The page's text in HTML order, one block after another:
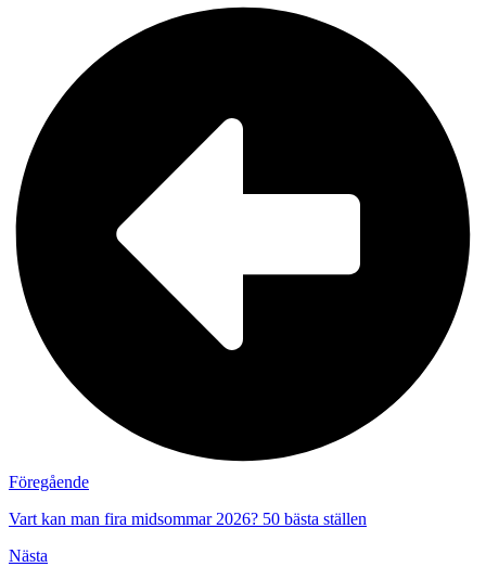
Föregående
Vart kan man fira midsommar 2026? 50 bästa ställen
Nästa